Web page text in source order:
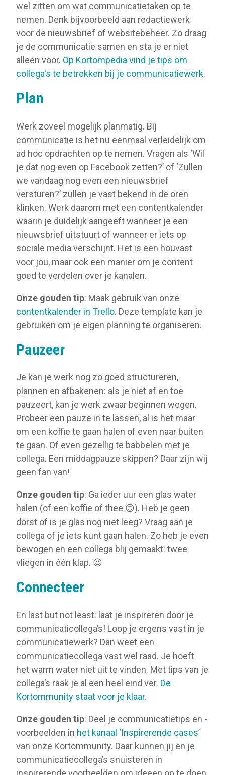
wel zitten om wat communicatietaken op te
nemen. Denk bijvoorbeeld aan redactiewerk
voor de nieuwsbrief of websitebeheer. Zo draag
je de communicatie samen en sta je er niet
alleen voor. Op Kortompedia vind je tips om
collega's te betrekken bij je communicatiewerk.
Plan
Werk zoveel mogelijk planmatig. Bij
communicatie is het nu eenmaal verleidelijk om
ad hoc opdrachten op te nemen. Vragen als ‘Wil
je dat nog even op Facebook zetten?’ of ‘Zullen
we vandaag nog even een nieuwsbrief
versturen?’ zullen je vast bekend in de oren
klinken. Werk daarom met een contentkalender
waarin je duidelijk aangeeft wanneer je een
nieuwsbrief uitstuurt of wanneer er iets op
sociale media verschijnt. Het is een houvast
voor jou, maar ook een manier om je content
goed te verdelen over je kanalen.
Onze gouden tip: Maak gebruik van onze
contentkalender in Trello. Deze template kan je
gebruiken om je eigen planning te organiseren.
Pauzeer
Je kan je werk nog zo goed structureren,
plannen en afbakenen: als je niet af en toe
pauzeert, kan je werk zwaar beginnen wegen.
Probeer een pauze in te lassen, al is het maar
om een koffie te gaan halen of even naar buiten
te gaan. Of even gezellig te babbelen met je
collega. Een middagpauze skippen? Daar zijn wij
geen fan van!
Onze gouden tip: Ga ieder uur een glas water
halen (of een koffie of thee 😊). Heb je geen
dorst of is je glas nog niet leeg? Vraag aan je
collega of je iets kunt gaan halen. Zo heb je even
bewogen en een collega blij gemaakt: twee
vliegen in één klap. 😉
Connecteer
En last but not least: laat je inspireren door je
communicaticollega’s! Loop je ergens vast in je
communicatiewerk? Dan weet een
communicatiecollega vast wel raad. Je hoeft
het warm water niet uit te vinden. Met tips van je
collega’s raak je al een heel eind ver. De
Kortommunity staat voor je klaar.
Onze gouden tip: Deel je communicatietips en -
voorbeelden in het kanaal ‘Inspirerende cases’
van onze Kortommunity. Daar kunnen jij en je
communicatiecollega’s snuisteren in